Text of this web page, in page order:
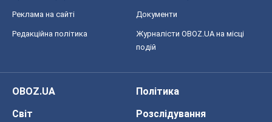
Реклама на сайті Документи
Редакційна політика
Журналісти OBOZ.UA на місці
подій
OBOZ.UA
Політика
Світ
Розслідування